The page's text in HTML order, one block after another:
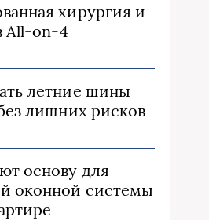
хирургия и
All-on-4
летние шины
лишних рисков
основу для
оконной системы